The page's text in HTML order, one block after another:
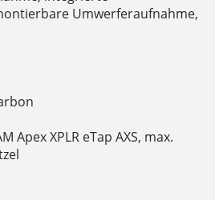
Umwerferaufnahme,
Apex XPLR eTap AXS, max.